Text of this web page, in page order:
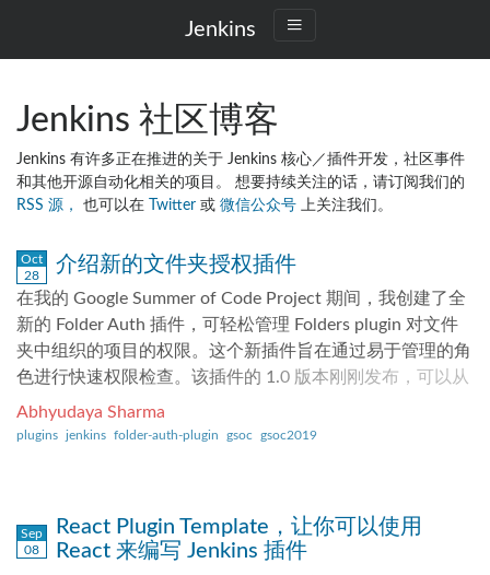
Jenkins
Jenkins 社区博客
Jenkins 有许多正在推进的关于 Jenkins 核心／插件开发，社区事件
和其他开源自动化相关的项目。 想要持续关注的话，请订阅我们的
RSS 源， 也可以在 Twitter 或 微信公众号 上关注我们。
Oct
28
介绍新的文件夹授权插件
在我的 Google Summer of Code Project 期间，我创建了全
新的 Folder Auth 插件，可轻松管理 Folders plugin 对文件
夹中组织的项目的权限。这个新插件旨在通过易于管理的角
色进行快速权限检查。该插件的 1.0 版本刚刚发布，可以从
您的 Jenkins 更新中心下载。 该插件的灵感来自角色策略插
件，可改善性能并简化角色管理。开发该插件是为了解决
件支持三种类型的角色，分别适用于 Jenkins 中的不同位
置。 * 全局角色：适用于 Jenkins 的所有地方 * 代理角色：
Abhyudaya Sharma
plugins jenkins folder-auth-plugin gsoc gsoc2019
Sep
08
React Plugin Template，让你可以使用
React 来编写 Jenkins 插件